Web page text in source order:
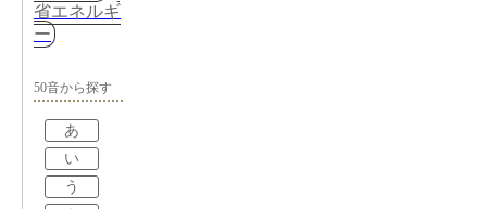
省エネルギ
ー
50音から探す
あ
い
う